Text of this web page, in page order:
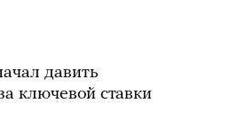
давить
ключевой ставки